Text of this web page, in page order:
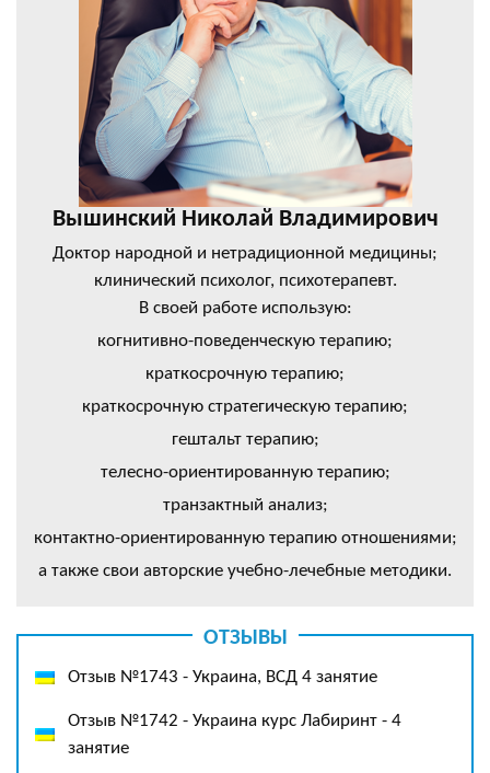
Вышинский Николай Владимирович
Доктор народной и нетрадиционной медицины;
клинический психолог, психотерапевт.
В своей работе использую:
когнитивно-поведенческую терапию;
краткосрочную терапию;
краткосрочную стратегическую терапию;
гештальт терапию;
телесно-ориентированную терапию;
транзактный анализ;
контактно-ориентированную терапию отношениями;
а также свои авторские учебно-лечебные методики.
ОТЗЫВЫ
Отзыв №1743 - Украина, ВСД 4 занятие
Отзыв №1742 - Украина курс Лабиринт - 4
занятие